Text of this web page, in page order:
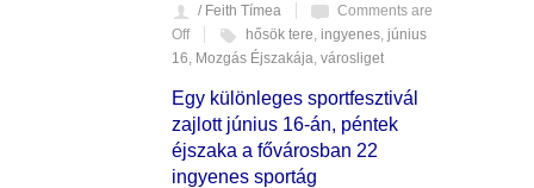
/ Feith Tímea
Comments are
Off
hősök tere, ingyenes, június
16, Mozgás Éjszakája, városliget
Egy különleges sportfesztivál
zajlott június 16-án, péntek
éjszaka a fővárosban 22
ingyenes sportág